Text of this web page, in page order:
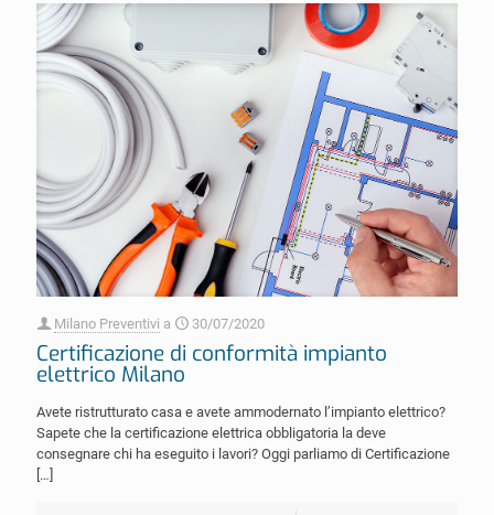
Milano Preventivi a 30/07/2020
Certificazione di conformità impianto
elettrico Milano
Avete ristrutturato casa e avete ammodernato l’impianto elettrico?
Sapete che la certificazione elettrica obbligatoria la deve
consegnare chi ha eseguito i lavori? Oggi parliamo di Certificazione
[…]